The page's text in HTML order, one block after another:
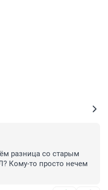
разница со старым
Кому-то просто нечем